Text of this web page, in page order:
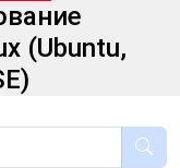
(Ubuntu,